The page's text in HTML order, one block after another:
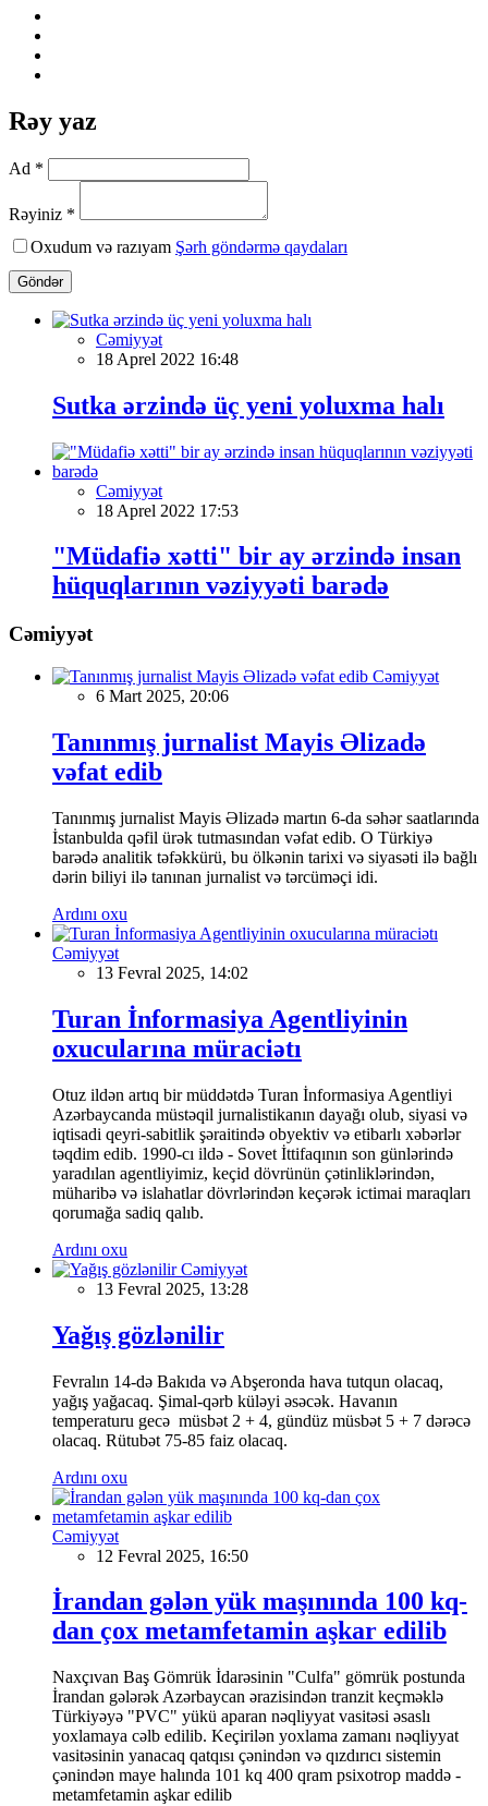
Rəy yaz
Ad *
Rəyiniz *
Oxudum və razıyam Şərh göndərmə qaydaları
Göndər
Cəmiyyət
18 Aprel 2022 16:48
Sutka ərzində üç yeni yoluxma halı
Cəmiyyət
18 Aprel 2022 17:53
"Müdafiə xətti" bir ay ərzində insan
hüquqlarının vəziyyəti barədə
Cəmiyyət
Cəmiyyət
6 Mart 2025, 20:06
Tanınmış jurnalist Mayis Əlizadə
vəfat edib
Tanınmış jurnalist Mayis Əlizadə martın 6-da səhər saatlarında
İstanbulda qəfil ürək tutmasından vəfat edib. O Türkiyə
barədə analitik təfəkkürü, bu ölkənin tarixi və siyasəti ilə bağlı
dərin biliyi ilə tanınan jurnalist və tərcüməçi idi.
Ardını oxu
Cəmiyyət
13 Fevral 2025, 14:02
Turan İnformasiya Agentliyinin
oxucularına müraciətı
Otuz ildən artıq bir müddətdə Turan İnformasiya Agentliyi
Azərbaycanda müstəqil jurnalistikanın dayağı olub, siyasi və
iqtisadi qeyri-sabitlik şəraitində obyektiv və etibarlı xəbərlər
təqdim edib. 1990-cı ildə - Sovet İttifaqının son günlərində
yaradılan agentliyimiz, keçid dövrünün çətinliklərindən,
müharibə və islahatlar dövrlərindən keçərək ictimai maraqları
qorumağa sadiq qalıb.
Ardını oxu
Cəmiyyət
13 Fevral 2025, 13:28
Yağış gözlənilir
Fevralın 14-də Bakıda və Abşeronda hava tutqun olacaq,
yağış yağacaq. Şimal-qərb küləyi əsəcək. Havanın
temperaturu gecə müsbət 2 + 4, gündüz müsbət 5 + 7 dərəcə
olacaq. Rütubət 75-85 faiz olacaq.
Ardını oxu
Cəmiyyət
12 Fevral 2025, 16:50
İrandan gələn yük maşınında 100 kq-
dan çox metamfetamin aşkar edilib
Naxçıvan Baş Gömrük İdarəsinin "Culfa" gömrük postunda
İrandan gələrək Azərbaycan ərazisindən tranzit keçməklə
Türkiyəyə "PVC" yükü aparan nəqliyyat vasitəsi əsaslı
yoxlamaya cəlb edilib. Keçirilən yoxlama zamanı nəqliyyat
vasitəsinin yanacaq qatqısı çənindən və qızdırıcı sistemin
çənindən maye halında 101 kq 400 qram psixotrop maddə -
metamfetamin aşkar edilib